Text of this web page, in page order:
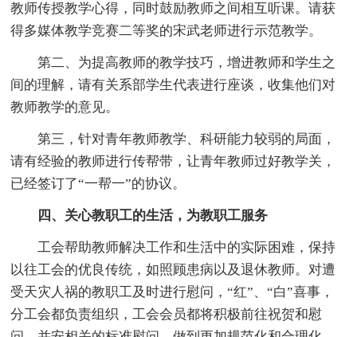
教师传授教学心得，同时鼓励教师之间相互听课。请获
得多媒体教学竞赛二等奖的宋武老师进行示范教学。
第二、为提高教师的教学技巧，增进教师和学生之
间的理解，请有关系部学生代表进行座谈，收集他们对
教师教学的意见。
第三，针对青年教师教学、科研能力较弱的局面，
请有经验的教师进行传帮带，让青年教师过好教学关，
已经签订了“一帮一”的协议。
四、关心教职工的生活，为教职工服务
工会帮助教师解决工作和生活中的实际困难，保持
以往工会的优良传统，如照顾患病以及退休教师。对遭
受天灾人祸的教职工及时进行慰问，“红”、“白”喜事，
分工会都负责组织，工会会员都将积极前往祝贺和慰